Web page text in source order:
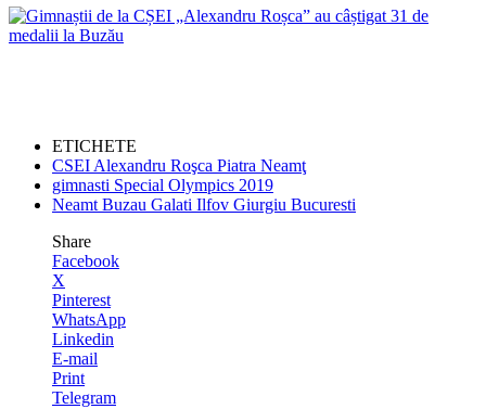
ETICHETE
CSEI Alexandru Roşca Piatra Neamţ
gimnasti Special Olympics 2019
Neamt Buzau Galati Ilfov Giurgiu Bucuresti
Share
Facebook
X
Pinterest
WhatsApp
Linkedin
E-mail
Print
Telegram